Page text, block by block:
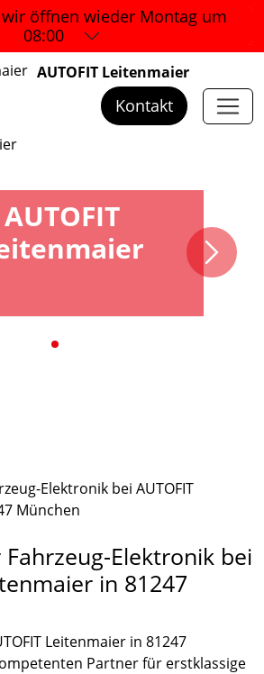
wir öffnen wieder Montag um
08:00
AUTOFIT Leitenmaier
Kontakt
AUTOFIT
Elektronik bei
in 81247
Leitenmaier in 81247
Partner für erstklassige